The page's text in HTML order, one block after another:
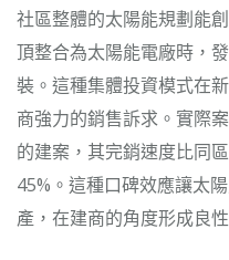
社區整體的太陽能規劃能
頂整合為太陽能電廠時，
裝。這種集體投資模式在
商強力的銷售訴求。實際
的建案，其完銷速度比同
45%。這種口碑效應讓太
產，在建商的角度形成良